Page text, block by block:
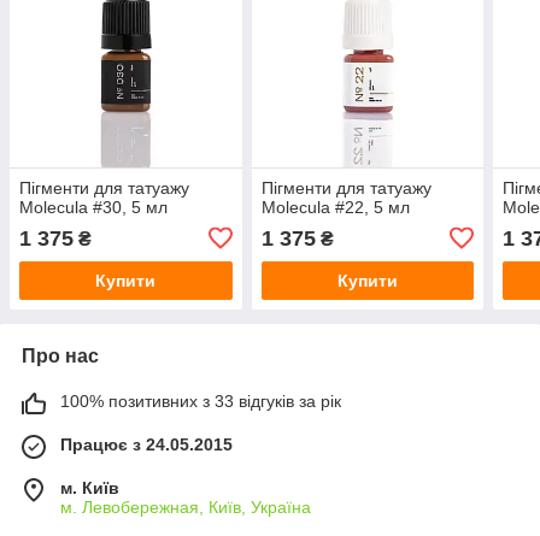
Пігменти для татуажу
Molecula #30, 5 мл
1 375 ₴
Купити
Пігменти для татуажу
Molecula #22, 5 мл
1 375₴
Купити
1
Про нас
100% позитивних з 33 відгуків за рік
Працює з 24.05.2015
м. Київ
м. Левобережная, Київ, Україна